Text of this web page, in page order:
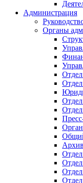
Администрация
Органы
Отдел
Отдел